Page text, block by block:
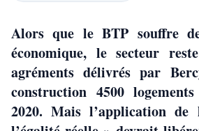
Alors que le BTP souffre
économique, le secteur
agréments délivrés par
construction 4500
2020. Mais l’application